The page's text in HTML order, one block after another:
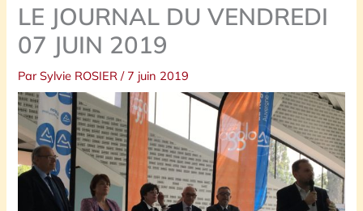
LE JOURNAL DU VENDREDI
07 JUIN 2019
ParSylvie ROSIER/ 7 juin 2019